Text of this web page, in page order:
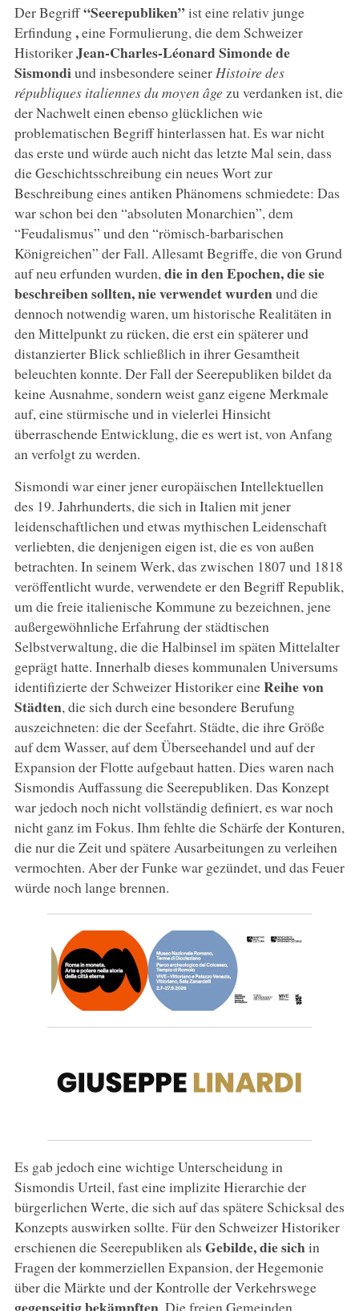
Der Begriff“Seerepubliken”ist eine relativ junge
Erfindung,eine Formulierung, die dem Schweizer
HistorikerJean-Charles-Léonard Simonde de
Sismondiund insbesondere seinerHistoire des
républiques italiennes du moyen âgezu verdanken ist, die
der Nachwelt einen ebenso glücklichen wie
problematischen Begriff hinterlassen hat. Es war nicht
das erste und würde auch nicht das letzte Mal sein, dass
die Geschichtsschreibung ein neues Wort zur
Beschreibung eines antiken Phänomens schmiedete: Das
war schon bei den “absoluten Monarchien”, dem
“Feudalismus” und den “römisch-barbarischen
Königreichen” der Fall. Allesamt Begriffe, die von Grund
auf neu erfunden wurden, die in den Epochen, die sie
beschreiben sollten, nie verwendet wurdenund die
dennoch notwendig waren, um historische Realitäten in
den Mittelpunkt zu rücken, die erst ein späterer und
distanzierter Blick schließlich in ihrer Gesamtheit
beleuchten konnte. Der Fall der Seerepubliken bildet da
keine Ausnahme, sondern weist ganz eigene Merkmale
auf, eine stürmische und in vielerlei Hinsicht
überraschende Entwicklung, die es wert ist, von Anfang
an verfolgt zu werden.
Sismondi war einer jener europäischen Intellektuellen
des 19. Jahrhunderts, die sich in Italien mit jener
leidenschaftlichen und etwas mythischen Leidenschaft
verliebten, die denjenigen eigen ist, die es von außen
betrachten. In seinem Werk, das zwischen 1807 und 1818
veröffentlicht wurde, verwendete er den Begriff Republik,
um die freie italienische Kommune zu bezeichnen, jene
außergewöhnliche Erfahrung der städtischen
Selbstverwaltung, die die Halbinsel im späten Mittelalter
geprägt hatte. Innerhalb dieses kommunalen Universums
identifizierte der Schweizer Historiker eineReihe von
Städten, die sich durch eine besondere Berufung
auszeichneten: die der Seefahrt. Städte, die ihre Größe
auf dem Wasser, auf dem Überseehandel und auf der
Expansion der Flotte aufgebaut hatten. Dies waren nach
Sismondis Auffassung die Seerepubliken. Das Konzept
war jedoch noch nicht vollständig definiert, es war noch
nicht ganz im Fokus. Ihm fehlte die Schärfe der Konturen,
die nur die Zeit und spätere Ausarbeitungen zu verleihen
vermochten. Aber der Funke war gezündet, und das Feuer
würde noch lange brennen.
Es gab jedoch eine wichtige Unterscheidung in
Sismondis Urteil, fast eine implizite Hierarchie der
bürgerlichen Werte, die sich auf das spätere Schicksal des
Konzepts auswirken sollte. Für den Schweizer Historiker
erschienen die Seerepubliken als Gebilde, die sichin
Fragen der kommerziellen Expansion, der Hegemonie
über die Märkte und der Kontrolle der Verkehrswege
gegenseitig bekämpften . Die freien Gemeinden